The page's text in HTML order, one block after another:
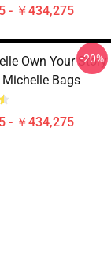
- ￥434,275
Own Your Story
Bags
- ￥434,275
-20%